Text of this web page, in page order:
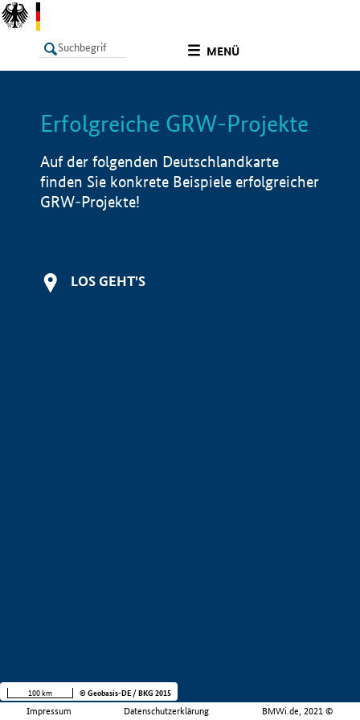
MENÜ
LISTE Info
Erfolgreiche GRW-Projekte
Auf der folgenden Deutschlandkarte
finden Sie konkrete Beispiele erfolgreicher
GRW-Projekte!
LOS GEHT'S
Impressum Datenschutzerklärung BMWi.de, 2021 ©
100 km © Geobasis-DE / BKG 2015